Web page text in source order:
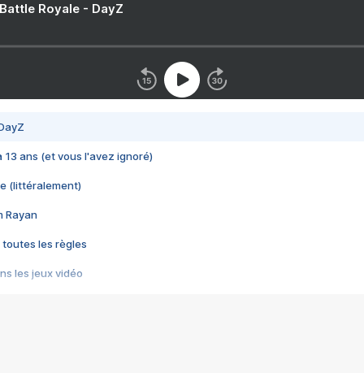
Royale - DayZ
13 ans (et vous l'avez ignoré)
(littéralement)
Rayan
toutes les règles
les jeux vidéo